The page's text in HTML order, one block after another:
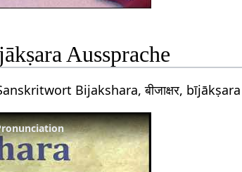
Aussprache
Bijakshara, बीजाक्षर,